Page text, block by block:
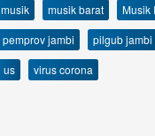
musik musik barat Musik
pemprov jambi pilgub jambi
us virus corona